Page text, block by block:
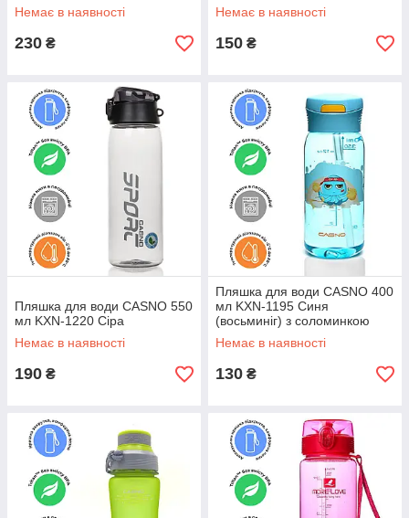
Немає в наявності
230 ₴
Немає в наявності
150 ₴
Пляшка для води CASNO 550
мл KXN-1220 Сіра
Немає в наявності
190 ₴
Пляшка для води CASNO 400
мл KXN-1195 Синя
(восьминіг) з соломинкою
Немає в наявності
130 ₴